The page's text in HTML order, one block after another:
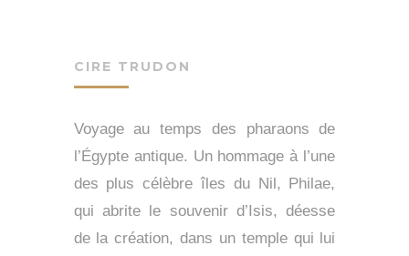
CIRE TRUDON
Voyage au temps des pharaons de
l’Égypte antique. Un hommage à l’une
des plus célèbre îles du Nil, Philae,
qui abrite le souvenir d’Isis, déesse
de la création, dans un temple qui lui